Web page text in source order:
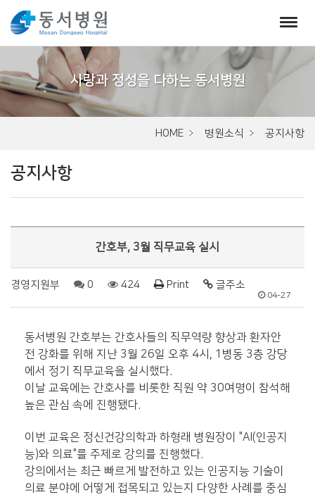
브
비
HOME 병원소식 공지사항
공지사항
간호부, 3월 직무교육 실시
경영지원부 0 424 Print 글주소
04-27
동서병원 간호부는 간호사들의 직무역량 향상과 환자안
전 강화를 위해 지난 3월 26일 오후 4시, 1병동 3층 강당
에서 정기 직무교육을 실시했다.
이날 교육에는 간호사를 비롯한 직원 약 30여명이 참석해
높은 관심 속에 진행됐다.
이번 교육은 정신건강의학과 하형래 병원장이 "AI(인공지
능)와 의료"를 주제로 강의를 진행했다.
강의에서는 최근 빠르게 발전하고 있는 인공지능 기술이
의료 분야에 어떻게 접목되고 있는지 다양한 사례를 중심